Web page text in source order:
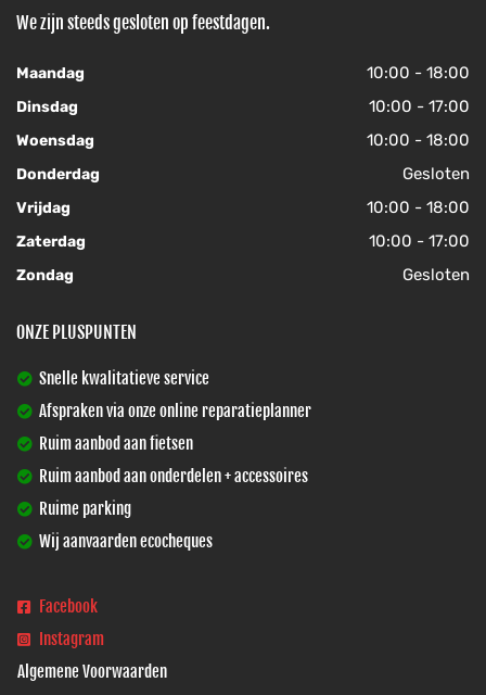
We zijn steeds gesloten op feestdagen.
Maandag 10:00 - 18:00
Dinsdag 10:00 - 17:00
Woensdag 10:00 - 18:00
Donderdag Gesloten
Vrijdag 10:00 - 18:00
Zaterdag 10:00 - 17:00
Zondag Gesloten
ONZE PLUSPUNTEN
Snelle kwalitatieve service
Afspraken via onze online reparatieplanner
Ruim aanbod aan fietsen
Ruim aanbod aan onderdelen + accessoires
Ruime parking
Wij aanvaarden ecocheques
Facebook
Instagram
Algemene Voorwaarden